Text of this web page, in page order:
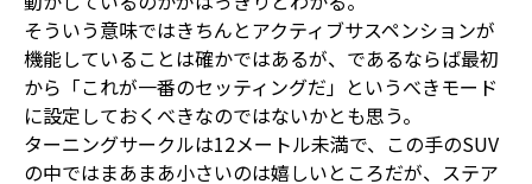
そういう意味ではきちんとアクティブサスペンションが
機能していることは確かではあるが、であるならば最初
から「これが一番のセッティングだ」というべきモード
に設定しておくべきなのではないかとも思う。
ターニングサークルは12メートル未満で、この手のSUV
の中ではまあまあ小さいのは嬉しいところだが、ステア